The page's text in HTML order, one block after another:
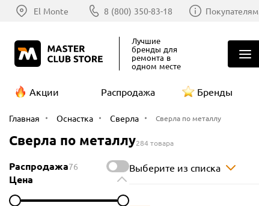
El Monte 8 (800) 350-83-18 Покупателям
Лучшие
бренды для
ремонта в
одном месте
Акции Распродажа Бренды
Главная Оснастка Сверла Сверла по металлу
Сверла по металлу284 товара
Распродажа76
Цена
Выберите из списка